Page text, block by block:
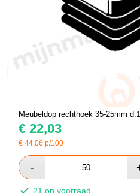
Meubeldop rechthoek 35-25mm
€ 22,03
€44,06 p/100
21 op voorraad